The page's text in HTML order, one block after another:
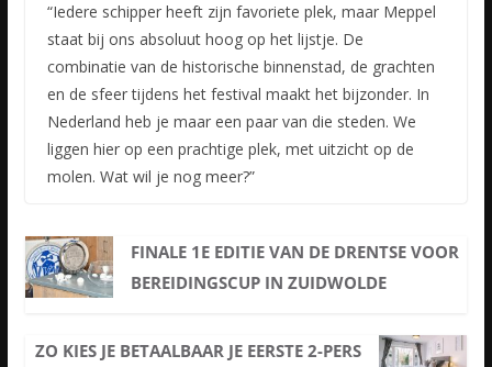
“Iedere schipper heeft zijn favoriete plek, maar Meppel
staat bij ons absoluut hoog op het lijstje. De
combinatie van de historische binnenstad, de grachten
en de sfeer tijdens het festival maakt het bijzonder. In
Nederland heb je maar een paar van die steden. We
liggen hier op een prachtige plek, met uitzicht op de
molen. Wat wil je nog meer?”
FINALE 1E EDITIE VAN DE DRENTSE VOOR
BEREIDINGSCUP IN ZUIDWOLDE
ZO KIES JE BETAALBAAR JE EERSTE 2-PERS